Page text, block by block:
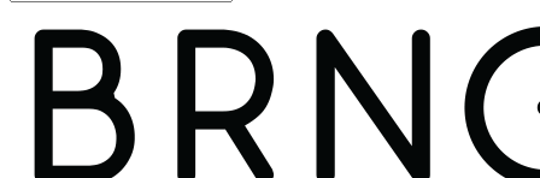
Search